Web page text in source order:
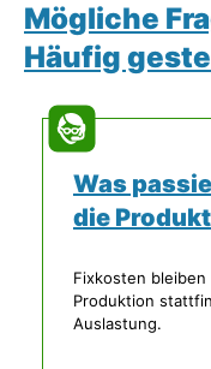
Mögliche
Häufig
Was
die
Fixkosten
Produktion
Auslastung.